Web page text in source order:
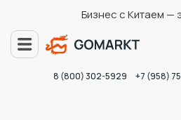
Бизнес с Китаем —
8 (800) 302-5929 +7 (958)